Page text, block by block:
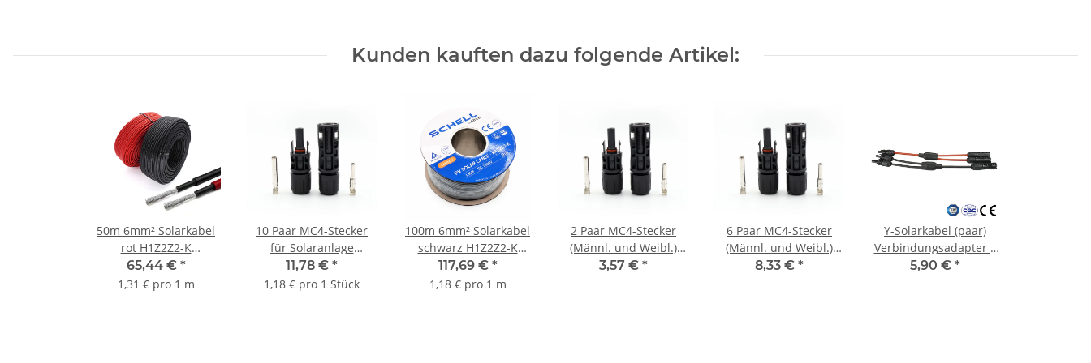
Kunden kauften dazu folgende Artikel:
50m 6mm² Solarkabel
rot H1Z2Z2-K
verzinntes Kupferkabel
Photovoltaikkabel für
65,44 € *
1,31 € pro 1 m
10 Paar MC4-Stecker
für Solaranlage
Solarstecker (Männlich
und Weiblich)19%
11,78 € *
1,18 € pro 1 Stück
100m 6mm² Solarkabel
schwarz H1Z2Z2-K
verzinntes Kupferkabel
Photovoltaikkabel für
117,69 € *
1,18 € pro 1 m
2 Paar MC4-Stecker
(Männl. und Weibl.)
19% MwSt
3,57 € *
6 Paar MC4-Stecker
(Männl. und Weibl.)
19% MwSt
8,33 € *
Y-Solarkabel (paar)
Verbindungsadapter 2
auf 1 mit MC4 Stecker
5,90 € *